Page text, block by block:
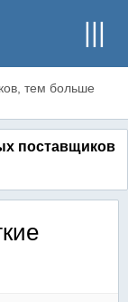
тем больше
поставщиков